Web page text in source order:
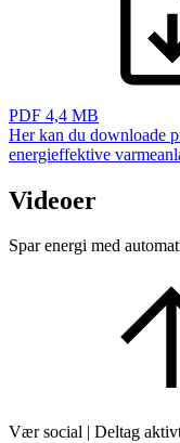
PDF 4,4 MB
Her kan du downloade
energieffektive
Videoer
Spar energi med
Vær social | Deltag